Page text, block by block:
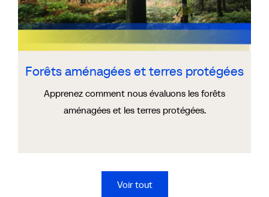
Forêts aménagées et terres protégées
Apprenez comment nous évaluons les forêts
aménagées et les terres protégées.
Voir tout